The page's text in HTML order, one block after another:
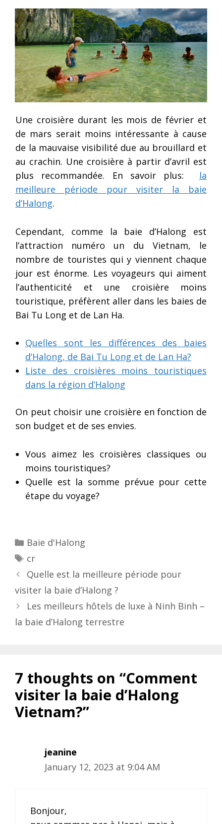
Une croisière durant les mois de février et
de mars serait moins intéressante à cause
de la mauvaise visibilité due au brouillard et
au crachin. Une croisière à partir d’avril est
plus recommandée. En savoir plus: la
meilleure période pour visiter la baie
d’Halong.
Cependant, comme la baie d’Halong est
l’attraction numéro un du Vietnam, le
nombre de touristes qui y viennent chaque
jour est énorme. Les voyageurs qui aiment
l’authenticité et une croisière moins
touristique, préfèrent aller dans les baies de
Bai Tu Long et de Lan Ha.
Quelles sont les différences des baies
d’Halong, de Bai Tu Long et de Lan Ha?
Liste des croisières moins touristiques
dans la région d’Halong
On peut choisir une croisière en fonction de
son budget et de ses envies.
Vous aimez les croisières classiques ou
moins touristiques?
Quelle est la somme prévue pour cette
étape du voyage?
Categories
Baie d'Halong
Tags
cr
Post
navigation
Quelle est la meilleure période pour
visiter la baie d’Halong ?
Les meilleurs hôtels de luxe à Ninh Binh –
la baie d’Halong terrestre
7 thoughts on “Comment
visiter la baie d’Halong
Vietnam?”
jeanine
January 12, 2023 at 9:04 AM
Bonjour,